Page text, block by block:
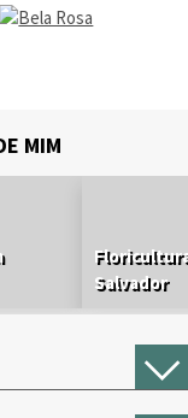
MIM
Salvador